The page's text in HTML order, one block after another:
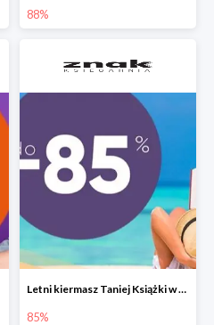
88%
Letni kiermasz Taniej Książki w Ksiegarni Znak do -85%!
85%